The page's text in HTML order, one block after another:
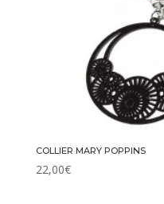
COLLIER MARY POPPINS
22,00€